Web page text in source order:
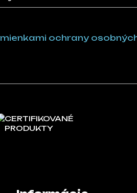
ochrany
CERTIFIKOVANÉ
PRODUKTY